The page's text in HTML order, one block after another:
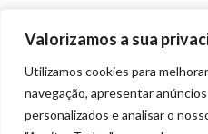
Valorizamos a sua
Utilizamos cookies para
navegação, apresentar
personalizados e analisar o
© ALL RIGHTS RESERVED 2023